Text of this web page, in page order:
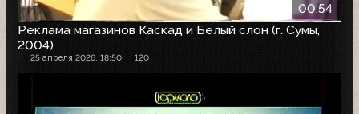
00:54
Реклама магазинов Каскад и Белый слон (г. Сумы,
2004)
25 апреля 2026, 18:50 120